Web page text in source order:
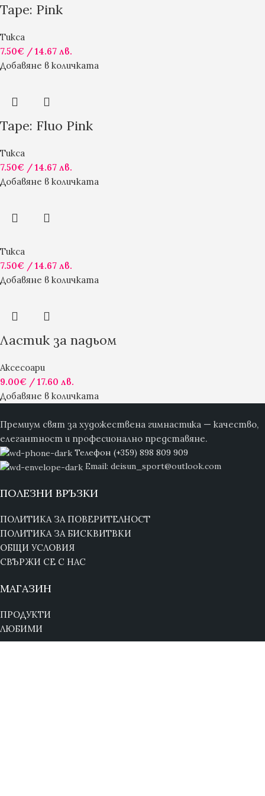
Tape: Pink
Тикса
7.50€ / 14.67 лв.
Добавяне в количката
Tape: Fluo Pink
Тикса
7.50€ / 14.67 лв.
Добавяне в количката
Тикса
7.50€ / 14.67 лв.
Добавяне в количката
Ластик за падьом
Аксесоари
9.00€ / 17.60 лв.
Добавяне в количката
Премиум свят за художествена гимнастика — качество,
елегантност и професионално представяне.
Телефон (+359) 898 809 909
Email: deisun_sport@outlook.com
ПОЛЕЗНИ ВРЪЗКИ
ПОЛИТИКА ЗА ПОВЕРИТЕЛНОСТ
ПОЛИТИКА ЗА БИСКВИТВКИ
ОБЩИ УСЛОВИЯ
СВЪРЖИ СЕ С НАС
МАГАЗИН
ПРОДУКТИ
ЛЮБИМИ